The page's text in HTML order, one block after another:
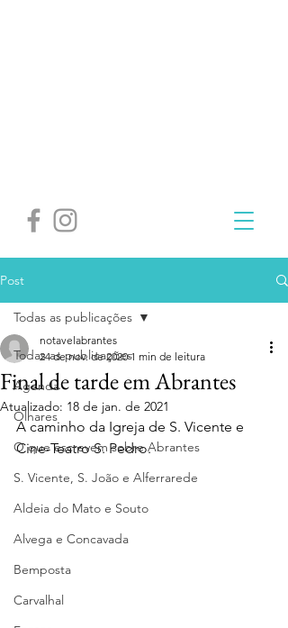
Post
Todas as publicações
Agenda
Olhares
O que escrevem sobre Abrantes
S. Vicente, S. João e Alferrarede
Aldeia do Mato e Souto
Alvega e Concavada
Bemposta
Carvalhal
Todas as publicações
Final de tarde em Abrantes
notavelabrantes
24 de nov. de 2020 1 min de leitura
Atualizado: 18 de jan. de 2021
A caminho da Igreja de S. Vicente e
Cine-Teatro S. Pedro.